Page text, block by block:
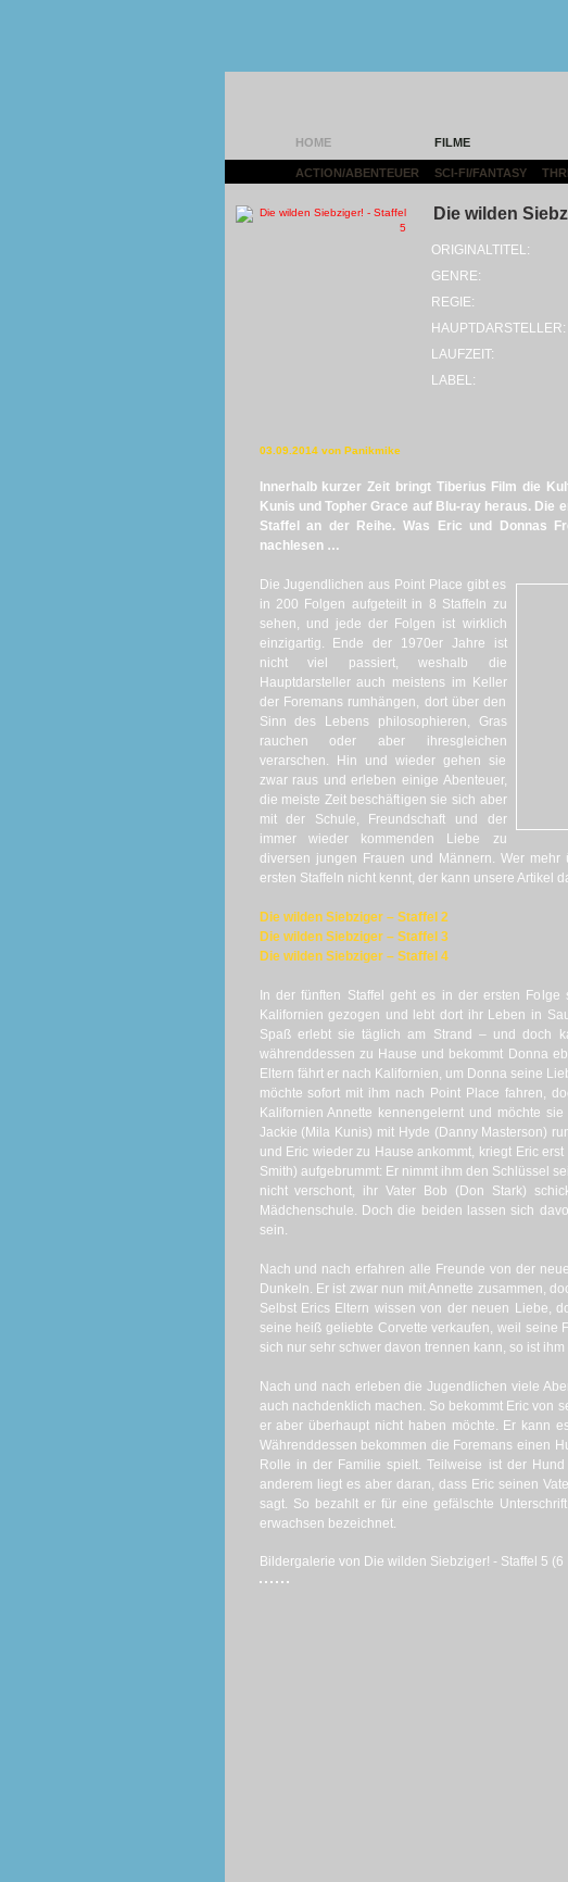
HOME FILME
ACTION/ABENTEUER SCI-FI/FANTASY
Die wilden
ORIGINALTITEL:
GENRE:
REGIE:
HAUPTDARSTELLER:
LAUFZEIT:
LABEL:
03.09.2014 von Panikmike
Innerhalb kurzer Zeit bringt Tiberius Film die
Kunis und Topher Grace auf Blu-ray heraus.
Staffel an der Reihe. Was Eric und Donnas
nachlesen …
Die Jugendlichen aus Point Place gibt es
in 200 Folgen aufgeteilt in 8 Staffeln zu
sehen, und jede der Folgen ist wirklich
einzigartig. Ende der 1970er Jahre ist
nicht viel passiert, weshalb die
Hauptdarsteller auch meistens im Keller
der Foremans rumhängen, dort über den
Sinn des Lebens philosophieren, Gras
rauchen oder aber ihresgleichen
verarschen. Hin und wieder gehen sie
zwar raus und erleben einige Abenteuer,
die meiste Zeit beschäftigen sie sich aber
mit der Schule, Freundschaft und der
immer wieder kommenden Liebe zu
diversen jungen Frauen und Männern. Wer
ersten Staffeln nicht kennt, der kann unsere Artikel
Die wilden Siebziger – Staffel 2
Die wilden Siebziger – Staffel 3
Die wilden Siebziger – Staffel 4
In der fünften Staffel geht es in der ersten
Kalifornien gezogen und lebt dort ihr Leben in
Spaß erlebt sie täglich am Strand – und doch
währenddessen zu Hause und bekommt Donna
Eltern fährt er nach Kalifornien, um Donna seine
möchte sofort mit ihm nach Point Place fahren,
Kalifornien Annette kennengelernt und möchte
Jackie (Mila Kunis) mit Hyde (Danny Masterson)
und Eric wieder zu Hause ankommt, kriegt Eric
Smith) aufgebrummt: Er nimmt ihm den Schlüssel
nicht verschont, ihr Vater Bob (Don Stark)
Mädchenschule. Doch die beiden lassen sich
sein.
Nach und nach erfahren alle Freunde von der
Dunkeln. Er ist zwar nun mit Annette zusammen,
Selbst Erics Eltern wissen von der neuen Liebe,
seine heiß geliebte Corvette verkaufen, weil seine
sich nur sehr schwer davon trennen kann, so ist
Nach und nach erleben die Jugendlichen viele
auch nachdenklich machen. So bekommt Eric von
er aber überhaupt nicht haben möchte. Er kann
Währenddessen bekommen die Foremans einen
Rolle in der Familie spielt. Teilweise ist der
anderem liegt es aber daran, dass Eric seinen
sagt. So bezahlt er für eine gefälschte
erwachsen bezeichnet.
Bildergalerie von Die wilden Siebziger! - Staffel 5 (6